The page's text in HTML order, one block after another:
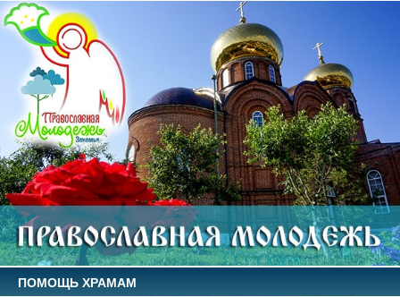
ПОМОЩЬ ХРАМАМ